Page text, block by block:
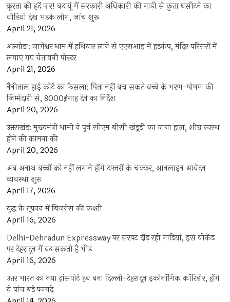
क्रूरता की हदें पार! बदायूं में सरकारी अधिकारी की गाड़ी से कुत्ता घसीटने का
वीडियो देख भड़के लोग, जांच शुरू
April 21, 2026
अल्मोड़ा: जागेश्वर धाम में हथियार लाने से एएसआइ में हड़कंप, मंदिर परिसरों में
लगाए गए चेतावनी पोस्टर
April 21, 2026
नैनीताल हाई कोर्ट का फैसला: पिता नहीं बच सकते बच्चे के भरण-पोषण की
जिम्मेदारी से, 8000₹/माह देने का निर्देश
April 20, 2026
उत्तराखंड: मुख्यमंत्री धामी ने पूर्व सीएम बीसी खंडूड़ी का जाना हाल, शीघ्र स्वस्थ
होने की कामना की
April 20, 2026
अब अनाथ बच्चों को नहीं लगाने होंगे दफ्तरों के चक्कर, आनलाइन आवेदन
व्यवस्था शुरू
April 17, 2026
युद्ध के तूफान में बिजनेस की कश्ती
April 16, 2026
Delhi-Dehradun Expressway पर सरपट दौड़ रही गाड़ियां, इस वीकेंड
पर देहरादून में बढ़ सकती है भीड़
April 16, 2026
उत्तर भारत का नया ट्रांसपोर्ट हब बना दिल्ली-देहरादून इकोनॉमिक कॉरिडोर, होंगे
ये पांच बड़े फायदे